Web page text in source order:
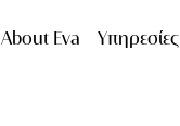
About Eva Υπηρεσίες